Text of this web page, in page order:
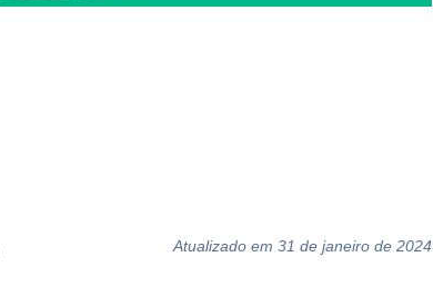
Atualizado em 31 de janeiro de 2024